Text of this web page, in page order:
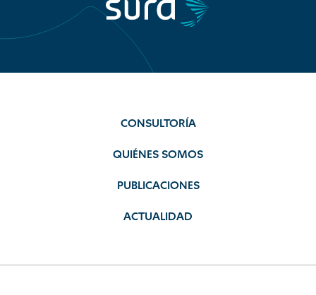
CONSULTORÍA
QUIÉNES SOMOS
PUBLICACIONES
ACTUALIDAD